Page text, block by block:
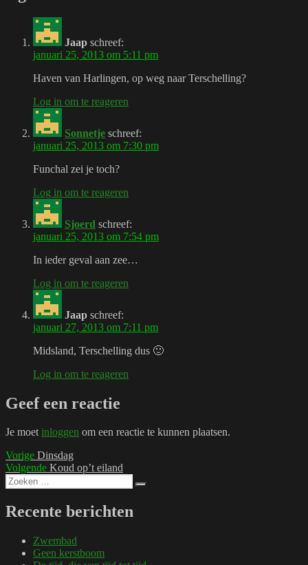
Jaap schreef:
januari 25, 2013 om 5:11 pm
Haven van Harlingen, op weg naar Terschelling?
Log in om te reageren
Sonnetje schreef:
januari 25, 2013 om 7:30 pm
Funchal zei je toch?
Log in om te reageren
Sjoerd schreef:
januari 25, 2013 om 7:54 pm
In ieder geval aan zee…
Log in om te reageren
Jaap schreef:
januari 27, 2013 om 7:11 pm
Midsland, Terschelling dus 🙂
Log in om te reageren
Geef een reactie
Je moetinloggen om een reactie te kunnen plaatsen.
Bericht
navigatie
Vorige Vorig
bericht:
Dinsdag
Volgende Volgend
bericht:
Koud op’t eiland
Zoeken
naar:
Recente berichten
Zwembad
Geen kerstboom